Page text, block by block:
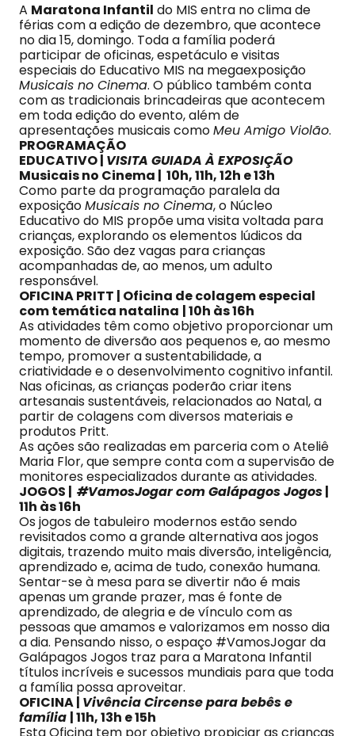
A Maratona Infantil do MIS entra no clima de
férias com a edição de dezembro, que acontece
no dia 15, domingo. Toda a família poderá
participar de oficinas, espetáculo e visitas
especiais do Educativo MIS na megaexposição
Musicais no Cinema. O público também conta
com as tradicionais brincadeiras que acontecem
em toda edição do evento, além de
apresentações musicais comoMeu Amigo Violão.
PROGRAMAÇÃO
EDUCATIVO | VISITA GUIADA À EXPOSIÇÃO
Musicais no Cinema | 10h, 11h, 12h e 13h
Como parte da programação paralela da
exposiçãoMusicais no Cinema, o Núcleo
Educativo do MIS propõe uma visita voltada para
crianças, explorando os elementos lúdicos da
exposição. São dez vagas para crianças
acompanhadas de, ao menos, um adulto
responsável.
OFICINA PRITT | Oficina de colagem especial
com temática natalina | 10h às 16h
As atividades têm como objetivo proporcionar um
momento de diversão aos pequenos e, ao mesmo
tempo, promover a sustentabilidade, a
criatividade e o desenvolvimento cognitivo infantil.
Nas oficinas, as crianças poderão criar itens
artesanais sustentáveis, relacionados ao Natal, a
partir de colagens com diversos materiais e
produtos Pritt.
As ações são realizadas em parceria com o Ateliê
Maria Flor, que sempre conta com a supervisão de
monitores especializados durante as atividades.
JOGOS | #VamosJogar com Galápagos Jogos|
11h às 16h
Os jogos de tabuleiro modernos estão sendo
revisitados como a grande alternativa aos jogos
digitais, trazendo muito mais diversão, inteligência,
aprendizado e, acima de tudo, conexão humana.
Sentar-se à mesa para se divertir não é mais
apenas um grande prazer, mas é fonte de
aprendizado, de alegria e de vínculo com as
pessoas que amamos e valorizamos em nosso dia
a dia. Pensando nisso, o espaço #VamosJogar da
Galápagos Jogos traz para a Maratona Infantil
títulos incríveis e sucessos mundiais para que toda
a família possa aproveitar.
OFICINA | Vivência Circense para bebês e
família | 11h, 13h e 15h